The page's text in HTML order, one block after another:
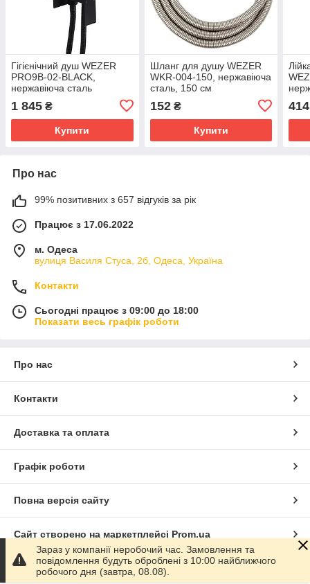
Гігієнічний душ WEZER
PRO9В-02-BLACK,
нержавіюча сталь
1 845 ₴
Купити
Шланг для душу WEZER
WKR-004-150, нержавіюча
сталь, 150 см
152₴
Купити
414
Про нас
99% позитивних з 657 відгуків за рік
Працює з 17.06.2022
м. Одеса
вулиця Василя Стуса, 2б, Одеса, Україна
Контакти
Сьогодні працює з 09:00 до 18:00
Показати весь графік роботи
Про нас
Контакти
Доставка та оплата
Графік роботи
Повна версія сайту
Сайт створено на маркетплейсі Prom.ua
Політика конфіденційності
Зараз у компанії неробочий час. Замовлення та
повідомлення будуть оброблені з 10:00 найближчого
робочого дня (завтра, 08.08).